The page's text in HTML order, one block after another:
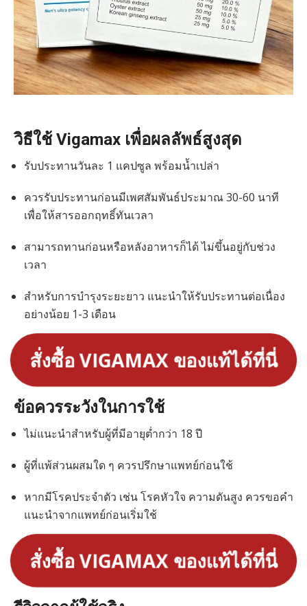
วิธีใช้ Vigamax เพื่อผลลัพธ์สูงสุด
รับประทานวันละ 1 แคปซูล พร้อมน้ำเปล่า
ควรรับประทานก่อนมีเพศสัมพันธ์ประมาณ 30-60 นาที
เพื่อให้สารออกฤทธิ์ทันเวลา
สามารถทานก่อนหรือหลังอาหารก็ได้ ไม่ขึ้นอยู่กับช่วง
เวลา
สำหรับการบำรุงระยะยาว แนะนำให้รับประทานต่อเนื่อง
อย่างน้อย 1-3 เดือน
สั่งซื้อ VIGAMAX ของแท้ได้ที่นี่
ข้อควรระวังในการใช้
ไม่แนะนำสำหรับผู้ที่มีอายุต่ำกว่า 18 ปี
ผู้ที่แพ้ส่วนผสมใด ๆ ควรปรึกษาแพทย์ก่อนใช้
หากมีโรคประจำตัว เช่น โรคหัวใจ ความดันสูง ควรขอคำ
แนะนำจากแพทย์ก่อนเริ่มใช้
สั่งซื้อ VIGAMAX ของแท้ได้ที่นี่